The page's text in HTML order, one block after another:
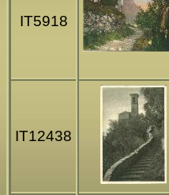
IT5918
IT12438